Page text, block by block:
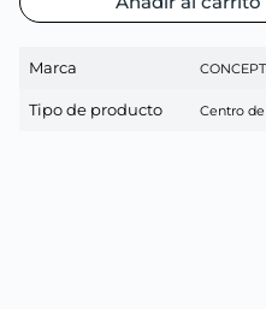
Marca
Tipo de producto Centro